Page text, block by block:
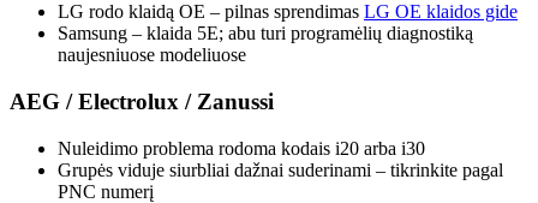
LG rodo klaidą OE – pilnas sprendimas LG OE klaidos gide
Samsung – klaida 5E; abu turi programėlių diagnostiką
naujesniuose modeliuose
AEG / Electrolux / Zanussi
Nuleidimo problema rodoma kodais i20 arba i30
Grupės viduje siurbliai dažnai suderinami – tikrinkite pagal
PNC numerį